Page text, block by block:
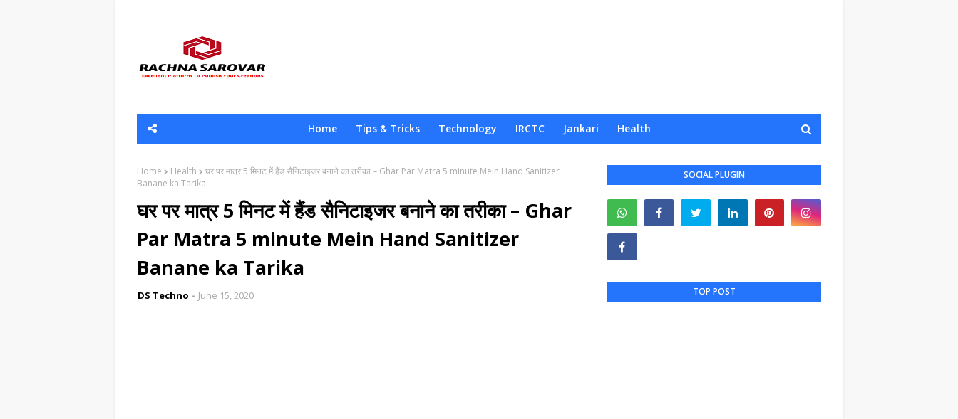
Home Tips & Tricks Technology IRCTC Jankari Health
Home Health
घर पर मात्र 5 मिनट में हैंड सैनिटाइजर बनाने का तरीका – Ghar Par Matra 5 minute Mein Hand Sanitizer
Banane ka Tarika
घर पर मात्र 5 मिनट में हैंड सैनिटाइजर बनाने का तरीका – Ghar
Par Matra 5 minute Mein Hand Sanitizer
Banane ka Tarika
DS Techno June 15, 2020
SOCIAL PLUGIN
TOP POST